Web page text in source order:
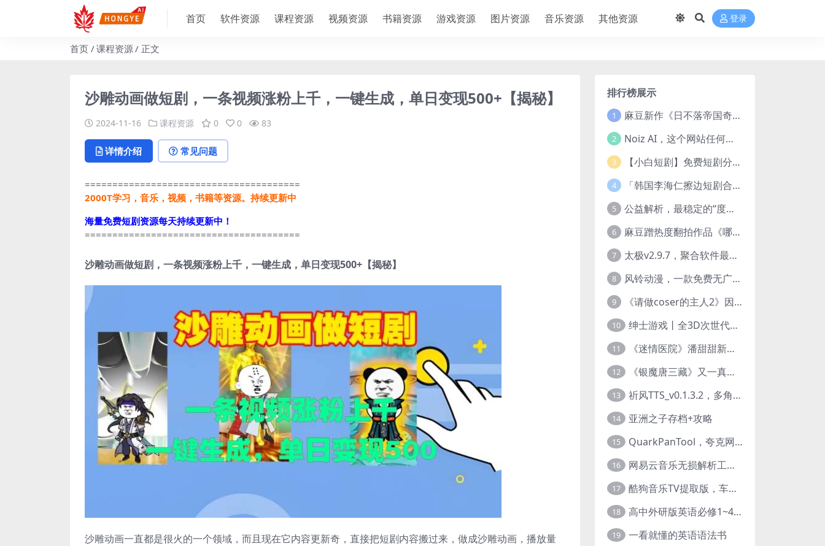
首页 软件资源 课程资源 视频资源 书籍资源 游戏资源 图片资源 音乐资源 其他资源 登录
首页 课程资源 正文
沙雕动画做短剧，一条视频涨粉上千，一键生成，单日变现500+【揭秘】
2024-11-16 课程资源 0 0 83
详情介绍 常见问题
=======================================
2000T学习，音乐，视频，书籍等资源。持续更新中
海量免费短剧资源每天持续更新中！
=======================================
沙雕动画做短剧，一条视频涨粉上千，一键生成，单日变现500+【揭秘】
沙雕动画一直都是很火的一个领域，而且现在它内容更新奇，直接把短剧内容搬过来，做成沙雕动画，播放量
排行榜展示
1 麻豆新作《日不落帝国奇欲记》流出，已解除登录验证！
2 Noiz AI，这个网站任何声音都能克隆，完全免费
3 【小白短剧】免费短剧分享2025年1月3日
4 「韩国李海仁擦边短剧合集【15部中字54部原版】
5 公益解析，最稳定的“度盘”直链解析站，突破速度限制
6 麻豆蹭热度翻拍作品《哪吒之淫邪三龙女大战真阳魔童》 已上线
7 太极v2.9.7，聚合软件最新版，25+源也非常猛了！
8 风铃动漫，一款免费无广告的电脑端追番神器！
9 《请做coser的主人2》因“C度大”被Steam下架的真人美女互动游戏！
10 绅士游戏丨全3D次世代的黄油大作， 细腻逼真的双人互动狂想曲！
11 《迷情医院》潘甜甜新作？有点刺激的真人美女互动游戏
12 《银魔唐三藏》又一真人美女互动游戏，堪比M豆！
13 祈风TTS_v0.1.3.2，多角色Ai配音神器，丰富的热门音色
14 亚洲之子存档+攻略
15 QuarkPanTool，夸克网盘链接批量转存、分享和下载工具
16 网易云音乐无损解析工具，超清母带音质免费下载
17 酷狗音乐TV提取版，车机+安卓+TV三端会员互通
18 高中外研版英语必修1~4+考试技巧78讲全套视频
19 一看就懂的英语语法书